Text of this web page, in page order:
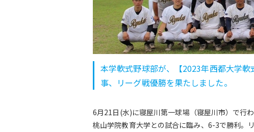
本学軟式野球部が、【2023年西都大学
事、リーグ戦優勝を果たしました。
6月21日(水)に寝屋川第一球場（寝屋川市）で行
桃山学院教育大学との試合に臨み、6-3で勝利。